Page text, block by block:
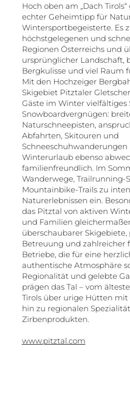
Hoch oben am „Dach
echter Geheimtipp für
Wintersportbegeisterte. Es
höchstgelegenen und
Regionen Österreichs und
ursprünglicher Landschaft,
Bergkulisse und viel Raum
Mit den Hochzeiger
Skigebiet Pitztaler
Gäste im Winter vielfältiges
Snowboardvergnügen:
Naturschneepisten,
Abfahrten, Skitouren und
Winterurlaub ebenso
familienfreundlich. Im
Wanderwege, Trailrunning-
Mountainbike-Trails zu
Naturerlebnissen ein.
das Pitztal von aktiven
und Familien
überschaubarer Skigebiete,
Betreuung und zahlreicher
Betriebe, die für eine
authentische Atmosphäre
Regionalität und gelebte
prägen das Tal – vom
Tirols über urige Hütten
hin zu regionalen
Zirbenprodukten.
www.pitztal.com